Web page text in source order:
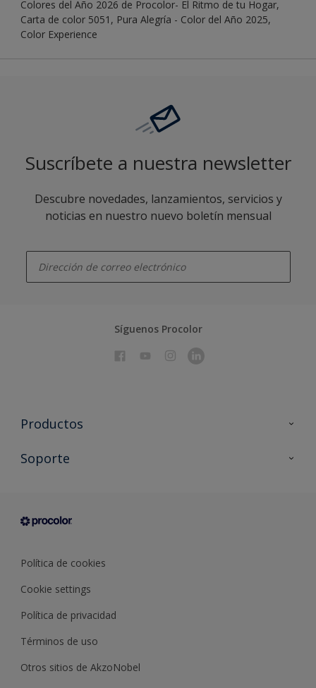
Colores del Año 2026 de Procolor- El Ritmo de tu Hogar,
Carta de color 5051, Pura Alegría - Color del Año 2025,
Color Experience
Suscríbete a nuestra newsletter
Descubre novedades, lanzamientos, servicios y
noticias en nuestro nuevo boletín mensual
Síguenos Procolor
Productos
Todos los productos
Condiciones generales de venta
Soporte
Sobre Procolor
Política de cookies
Cookie settings
Política de privacidad
Términos de uso
Otros sitios de AkzoNobel